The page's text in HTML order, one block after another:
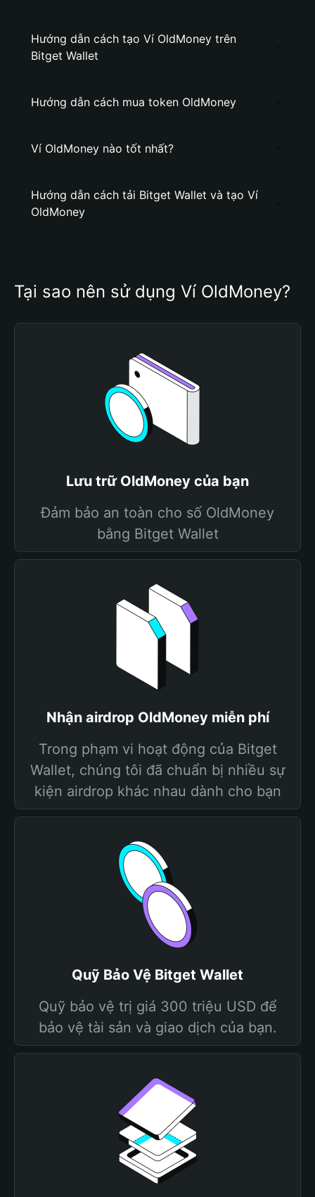
Hướng dẫn cách tạo Ví OldMoney trên
Bitget Wallet
Hướng dẫn cách mua token OldMoney
Ví OldMoney nào tốt nhất?
Hướng dẫn cách tải Bitget Wallet và tạo Ví
OldMoney
Tại sao nên sử dụng Ví OldMoney?
Lưu trữ OldMoney của bạn
Đảm bảo an toàn cho số OldMoney
bằng Bitget Wallet
Nhận airdrop OldMoney miễn phí
Trong phạm vi hoạt động của Bitget
Wallet, chúng tôi đã chuẩn bị nhiều sự
kiện airdrop khác nhau dành cho bạn
Quỹ Bảo Vệ Bitget Wallet
Quỹ bảo vệ trị giá 300 triệu USD để
bảo vệ tài sản và giao dịch của bạn.